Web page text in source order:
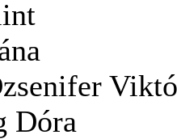
Dóra